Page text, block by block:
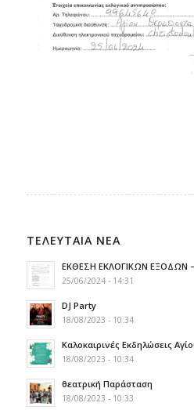
ΤΕΛΕΥΤΑΙΑ ΝΕΑ
ΕΚΘΕΣΗ ΕΚΛΟΓΙΚΩΝ ΕΞΟΔΩΝ
25/06/2024 - 14:31
DJ Party
18/08/2023 - 10:34
Καλοκαιρινές Εκδηλώσεις
18/08/2023 - 10:34
θεατρική Παράσταση
18/08/2023 - 10:33